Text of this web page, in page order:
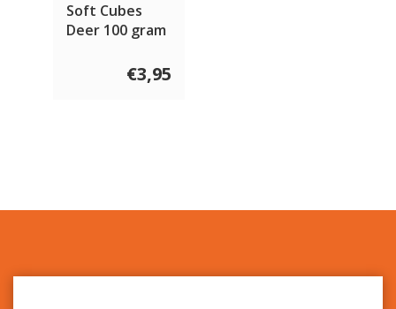
Soft Cubes
Deer 100 gram
€3,95